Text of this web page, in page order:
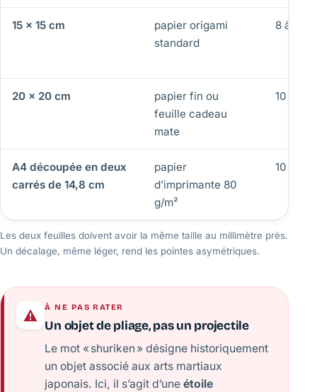
15 × 15 cm
papier origami
standard
8 à 12
20 × 20 cm
papier fin ou
feuille cadeau
mate
10 à 15
A4 découpée en deux
carrés de 14,8 cm
papier
d’imprimante 80
g/m²
10 à 15
Les deux feuilles doivent avoir la même taille au millimètre près.
Un décalage, même léger, rend les pointes asymétriques.
À NE PAS RATER
Un objet de pliage, pas un projectile
Le mot « shuriken » désigne historiquement
un objet associé aux arts martiaux
japonais. Ici, il s’agit d’uneétoile